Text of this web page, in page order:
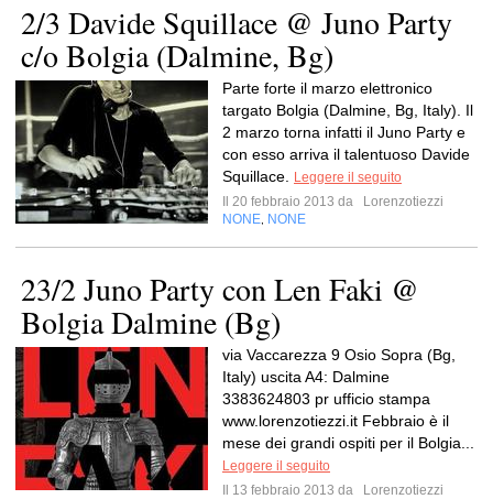
2/3 Davide Squillace @ Juno Party
c/o Bolgia (Dalmine, Bg)
Parte forte il marzo elettronico
targato Bolgia (Dalmine, Bg, Italy). Il
2 marzo torna infatti il Juno Party e
con esso arriva il talentuoso Davide
Squillace.
Leggere il seguito
Il 20 febbraio 2013 da
Lorenzotiezzi
NONE NONE
23/2 Juno Party con Len Faki @
Bolgia Dalmine (Bg)
via Vaccarezza 9 Osio Sopra (Bg,
Italy) uscita A4: Dalmine
3383624803 pr ufficio stampa
www.lorenzotiezzi.it Febbraio è il
mese dei grandi ospiti per il Bolgia...
Leggere il seguito
Il 13 febbraio 2013 da
Lorenzotiezzi